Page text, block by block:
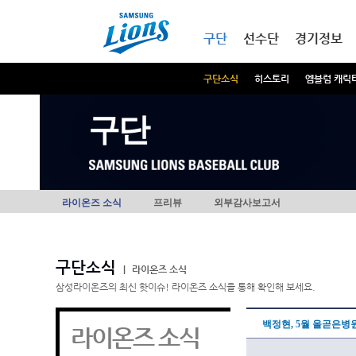
구단
구단소식 히스토리 엠블럼 캐릭
선수단 경기정보
구단
라이온즈 소식 프리뷰 외부감사보고서
구단소식
라이온즈 소식
삼성라이온즈의 최신 핫이슈! 라이온즈 소식을 통해 확인해 보세요.
라이온즈 소식 백정현, 5월 올곧은병